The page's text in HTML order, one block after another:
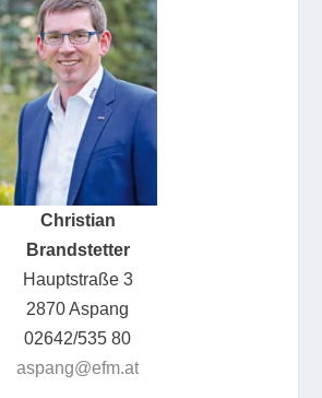
Christian
Brandstetter
Hauptstraße 3
2870 Aspang
02642/535 80
aspang@efm.at